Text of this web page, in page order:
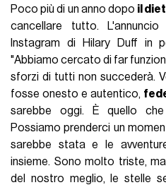
Poco più di un anno dopo il
cancellare tutto.
Instagram di Hilary Duff in
"Abbiamo cercato di far
sforzi di tutti non succederà.
fosse onesto e autentico,
sarebbe oggi. È quello
Possiamo prenderci un
sarebbe stata e le
insieme. Sono molto triste,
del nostro meglio, le stelle